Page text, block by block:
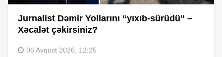
Jurnalist Dəmir Yollarını “yıxıb-sürüdü” –
Xəcalət çəkirsiniz?
06 Avqust 2026, 12:25